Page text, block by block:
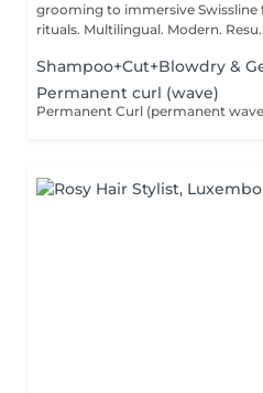
grooming to immersive Swissline
rituals. Multilingual. Modern.
Shampoo+Cut+Blowdry &
Permanent curl (wave)